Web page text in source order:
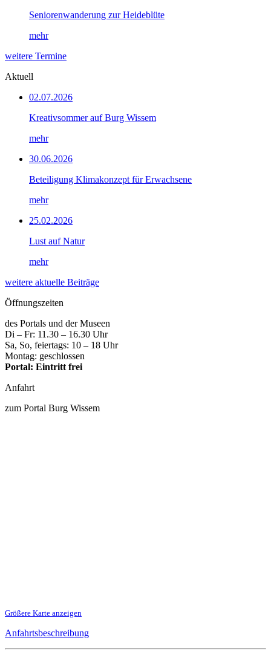
Seniorenwanderung zur Heideblüte
mehr
weitere Termine
Aktuell
02.07.2026
Kreativsommer auf Burg Wissem
mehr
30.06.2026
Beteiligung Klimakonzept für Erwachsene
mehr
25.02.2026
Lust auf Natur
mehr
weitere aktuelle Beiträge
Öffnungszeiten
des Portals und der Museen
Di – Fr: 11.30 – 16.30 Uhr
Sa, So, feiertags: 10 – 18 Uhr
Montag: geschlossen
Portal: Eintritt frei
Anfahrt
zum Portal Burg Wissem
Größere Karte anzeigen
Anfahrtsbeschreibung